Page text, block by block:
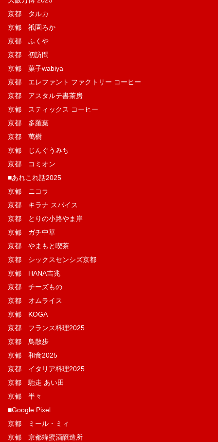
京都 タルカ
京都 祇園ろか
京都 ふくや
京都 初訪問
京都 菓子wabiya
京都 エレファント ファクトリー コーヒー
京都 アスタルテ書茶房
京都 スティックス コーヒー
京都 多羅葉
京都 萬樹
京都 じんぐうみち
京都 コミオン
■あれこれ話2025
京都 ニコラ
京都 キラナ スパイス
京都 とりの小路やま岸
京都 ガチ中華
京都 やまもと喫茶
京都 シックスセンシズ京都
京都 HANA吉兆
京都 チーズもの
京都 オムライス
京都 KOGA
京都 フランス料理2025
京都 鳥散歩
京都 和食2025
京都 イタリア料理2025
京都 馳走 あい田
京都 半々
■Google Pixel
京都 ミール・ミィ
京都 京都蜂蜜酒醸造所